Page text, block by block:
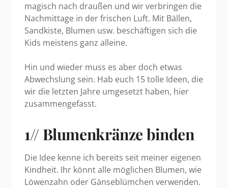
magisch nach draußen und wir verbringen die
Nachmittage in der frischen Luft. Mit Bällen,
Sandkiste, Blumen usw. beschäftigen sich die
Kids meistens ganz alleine.
Hin und wieder muss es aber doch etwas
Abwechslung sein. Hab euch 15 tolle Ideen, die
wir die letzten Jahre umgesetzt haben, hier
zusammengefasst.
1// Blumenkränze binden
Die Idee kenne ich bereits seit meiner eigenen
Kindheit. Ihr könnt alle möglichen Blumen, wie
Löwenzahn oder Gänseblümchen verwenden.